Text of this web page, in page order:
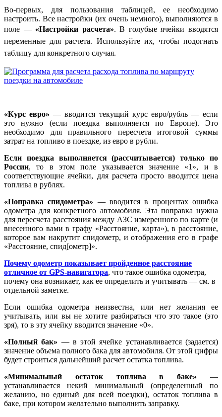
Во-первых, для пользования таблицей, ее необходимо
настроить. Все настройки (их очень немного), выполняются в
поле — «Настройки расчета». В голубые ячейки вводятся
переменные для расчета. Используйте их, чтобы подогнать
таблицу для конкретного случая.
«Курс евро» — вводится текущий курс евро/рубль — если
это нужно (если поездка выполняется по Европе). Это
необходимо для правильного пересчета итоговой суммы
затрат на топливо в поездке, из евро в рубли.
Если поездка выполняется (рассчитывается) только по
России, то в этом поле указывается значение «1», и в
соответствующие ячейки, для расчета просто вводится цена
топлива в рублях.
«Поправка спидометра» — вводится в процентах ошибка
одометра для конкретного автомобиля. Эта поправка нужна
для пересчета расстояния между АЗС измеренного по карте (и
внесенного вами в графу «Расстояние, карта»), в расстояние,
которое вам накрутит спидометр, и отображения его в графе
«Расстояние, спид[ометр]».
Почему одометр показывает пройденное расстояние
отличное от GPS-навигатора, что такое ошибка одометра,
почему она возникает, как ее определить и учитывать — см. в
отдельной заметке.
Если ошибка одометра неизвестна, или нет желания ее
учитывать, или вы не хотите разбираться что это такое (это
зря), то в эту ячейку вводится значение «0».
«Полный бак» — в этой ячейке устанавливается (задается)
значение объема полного бака для автомобиля. От этой цифры
будет строиться дальнейший расчет остатка топлива.
«Минимальный остаток топлива в баке» —
устанавливается некий минимальный (определенный по
желанию, но единый для всей поездки), остаток топлива в
баке, при котором желательно выполнить заправку.